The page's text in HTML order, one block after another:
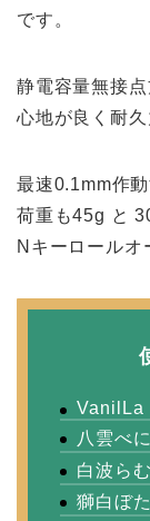
です。
静電容量無接
心地が良く耐久
最速0.1mm作
荷重も45g と
Nキーロールオ
VanilLa
八雲べに
白波ら
獅白ぼ